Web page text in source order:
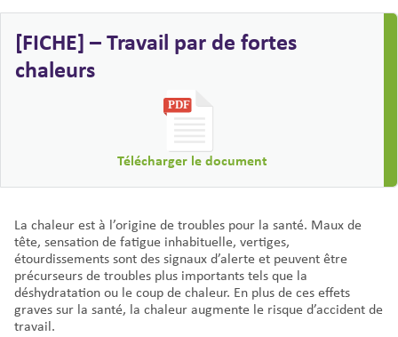
[FICHE] – Travail par de fortes
chaleurs
Télécharger le document
La chaleur est à l’origine de troubles pour la santé. Maux de
tête, sensation de fatigue inhabituelle, vertiges,
étourdissements sont des signaux d’alerte et peuvent être
précurseurs de troubles plus importants tels que la
déshydratation ou le coup de chaleur. En plus de ces effets
graves sur la santé, la chaleur augmente le risque d’accident de
travail.